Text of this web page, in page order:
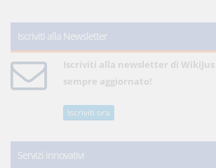
Iscriviti alla Newsletter
Iscriviti alla newsletter di
sempre aggiornato!
Iscriviti ora
Servizi innovativi